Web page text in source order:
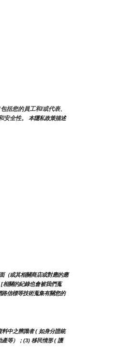
括您的員工和/或代表、
全性。
本隱私政策描述
（或其相關商店或對應的應
相關的紀錄也會被我們蒐
信標等技術蒐集有關您的
中之辨識者 ( 如身分證統
等）；(3) 移民情形 ( 護